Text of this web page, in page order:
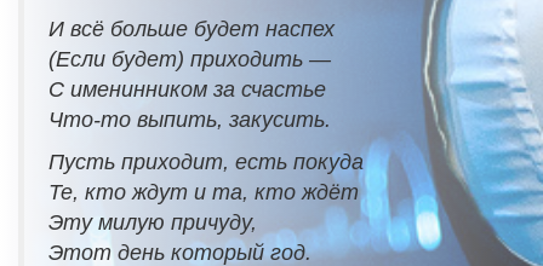
И всё больше будет наспех
(Если будет) приходить —
С именинником за счастье
Что-то выпить, закусить.
Пусть приходит, есть покуда
Те, кто ждут и та, кто ждёт
Эту милую причуду,
Этот день который год.